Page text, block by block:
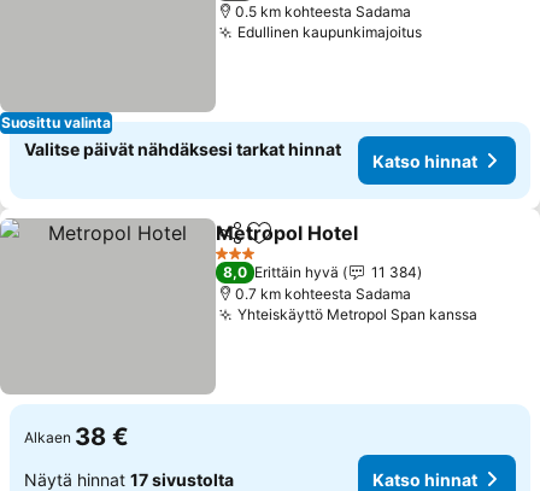
Suosittu valinta
0.5 km kohteesta Sadama
Edullinen kaupunkimajoitusKatso hinnat
Valitse päivät nähdäksesi tarkat hinnat
Katso hinnat
Jaa Lisää suosikkeihin
Metropol Hotel
3 Tähtiluokitus
8,0 Erittäin hyvä
11 384
0.7 km kohteesta Sadama
Yhteiskäyttö Metropol Span kanssa
Alkaen 38 €
Näytä hinnat 17 sivustolta Katso hinnat